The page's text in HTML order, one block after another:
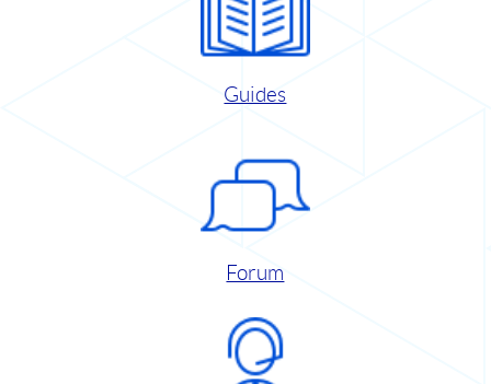
Guides
Forum